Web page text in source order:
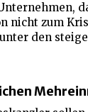
nicht zum
den